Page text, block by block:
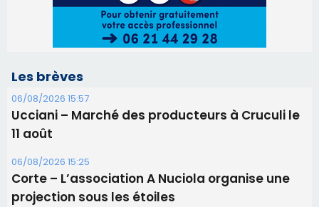
Les brèves
06/08/2026 15:57
Ucciani – Marché des producteurs à Cruculi le
11 août
06/08/2026 15:25
Corte – L’association A Nuciola organise une
projection sous les étoiles